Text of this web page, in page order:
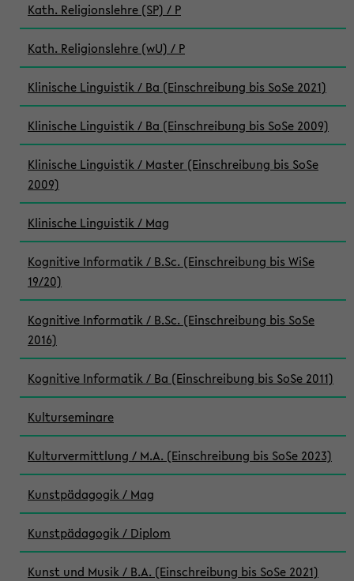
Kath. Religionslehre (SP) / P
Kath. Religionslehre (wU) / P
Klinische Linguistik / Ba (Einschreibung bis SoSe 2021)
Klinische Linguistik / Ba (Einschreibung bis SoSe 2009)
Klinische Linguistik / Master (Einschreibung bis SoSe
2009)
Klinische Linguistik / Mag
Kognitive Informatik / B.Sc. (Einschreibung bis WiSe
19/20)
Kognitive Informatik / B.Sc. (Einschreibung bis SoSe
2016)
Kognitive Informatik / Ba (Einschreibung bis SoSe 2011)
Kulturseminare
Kulturvermittlung / M.A. (Einschreibung bis SoSe 2023)
Kunstpädagogik / Mag
Kunstpädagogik / Diplom
Kunst und Musik / B.A. (Einschreibung bis SoSe 2021)